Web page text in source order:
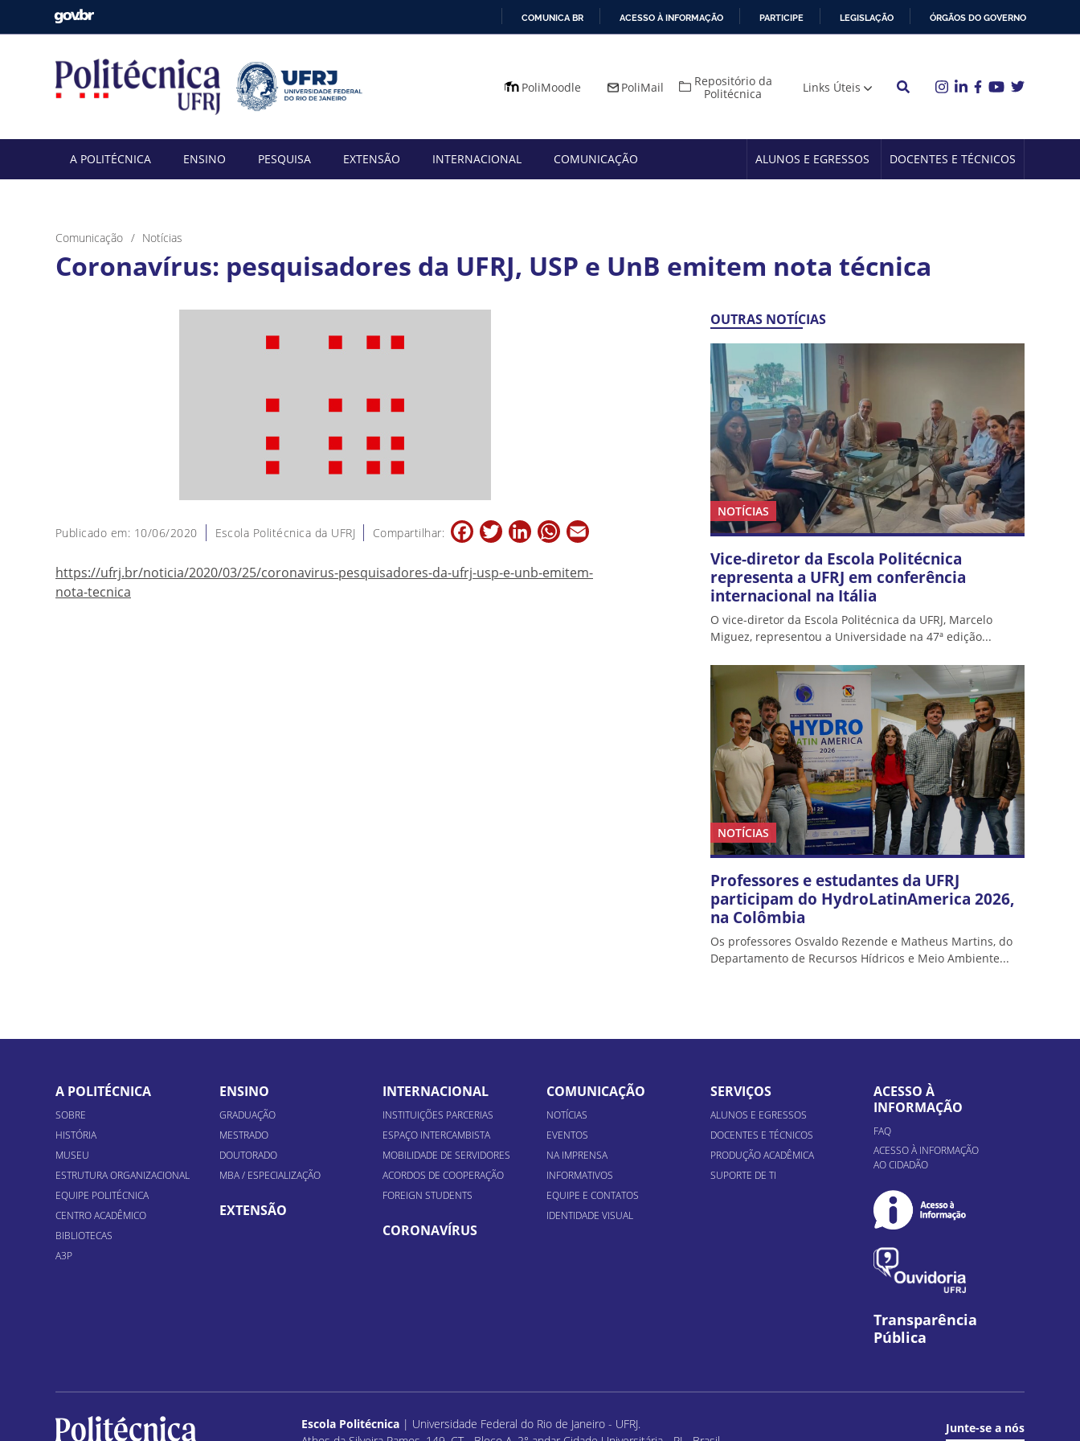
O
COMUNICA BR ACESSO À INFORMAÇÃO PARTICIPE LEGISLAÇÃO ÓRGÃOS DO GOVERNO
PoliMoodle PoliMail
Repositório da
Politécnica
Links Úteis
A POLITÉCNICA ENSINO PESQUISA EXTENSÃO INTERNACIONAL COMUNICAÇÃO ALUNOS E EGRESSOS DOCENTES E TÉCNICOS
Comunicação Notícias
Coronavírus: pesquisadores da UFRJ, USP e UnB emitem nota técnica
Publicado em: 10/06/2020 Escola Politécnica da UFRJ Compartilhar: FacebookTwitterLinkedInWhatsApp
https://ufrj.br/noticia/2020/03/25/coronavirus-pesquisadores-da-ufrj-usp-e-unb-emitem-
nota-tecnica
OUTRAS NOTÍCIAS
NOTÍCIAS
Vice-diretor da Escola Politécnica
representa a UFRJ em conferência
internacional na Itália
O vice-diretor da Escola Politécnica da UFRJ, Marcelo
Miguez, representou a Universidade na 47ª edição...
NOTÍCIAS
Professores e estudantes da UFRJ
participam do HydroLatinAmerica 2026,
na Colômbia
Os professores Osvaldo Rezende e Matheus Martins, do
Departamento de Recursos Hídricos e Meio Ambiente...
A POLITÉCNICA
SOBRE
HISTÓRIA
MUSEU
ESTRUTURA ORGANIZACIONAL
EQUIPE POLITÉCNICA
CENTRO ACADÊMICO
BIBLIOTECAS
A3P
ENSINO
GRADUAÇÃO
MESTRADO
DOUTORADO
MBA / ESPECIALIZAÇÃO
EXTENSÃO
INTERNACIONAL
INSTITUIÇÕES PARCERIAS
ESPAÇO INTERCAMBISTA
MOBILIDADE DE SERVIDORES
ACORDOS DE COOPERAÇÃO
FOREIGN STUDENTS
CORONAVÍRUS
COMUNICAÇÃO
NOTÍCIAS
EVENTOS
NA IMPRENSA
INFORMATIVOS
EQUIPE E CONTATOS
IDENTIDADE VISUAL
SERVIÇOS
ALUNOS E EGRESSOS
DOCENTES E TÉCNICOS
PRODUÇÃO ACADÊMICA
SUPORTE DE TI
ACESSO À
INFORMAÇÃO
FAQ
ACESSO À INFORMAÇÃO
AO CIDADÃO
Transparência
Pública
Escola Politécnica| Universidade Federal do Rio de Janeiro - UFRJ.
Junte-se a nós